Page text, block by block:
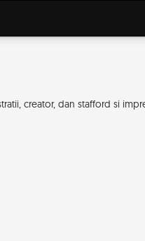
creator, dan stafford si